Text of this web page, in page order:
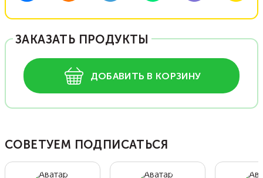
ЗАКАЗАТЬ ПРОДУКТЫ
ДОБАВИТЬ В КОРЗИНУ
СОВЕТУЕМ ПОДПИСАТЬСЯ